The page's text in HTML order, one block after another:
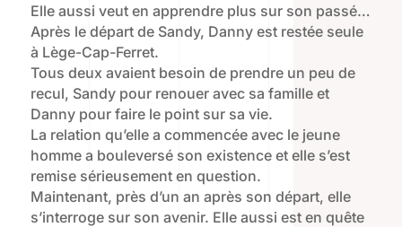
Elle aussi veut en apprendre plus sur son passé…
Après le départ de Sandy, Danny est restée seule
à Lège-Cap-Ferret.
Tous deux avaient besoin de prendre un peu de
recul, Sandy pour renouer avec sa famille et
Danny pour faire le point sur sa vie.
La relation qu’elle a commencée avec le jeune
homme a bouleversé son existence et elle s’est
remise sérieusement en question.
Maintenant, près d’un an après son départ, elle
s’interroge sur son avenir. Elle aussi est en quête